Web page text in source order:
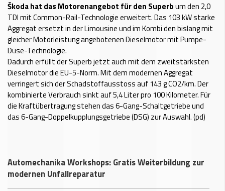
Škoda hat das Motorenangebot für den Superbum den 2,0
TDI mit Common-Rail-Technologie erweitert. Das 103 kW starke
Aggregat ersetzt in der Limousine und im Kombi den bislang mit
gleicher Motorleistung angebotenen Dieselmotor mit Pumpe-
Düse-Technologie.
Dadurch erfüllt der Superb jetzt auch mit dem zweitstärksten
Dieselmotor die EU-5-Norm. Mit dem modernen Aggregat
verringert sich der Schadstoffausstoss auf 143 g CO2/km. Der
kombinierte Verbrauch sinkt auf 5,4 Liter pro 100 Kilometer. Für
die Kraftübertragung stehen das 6-Gang-Schaltgetriebe und
das 6-Gang-Doppelkupplungsgetriebe (DSG) zur Auswahl. (pd)
Automechanika Workshops: Gratis Weiterbildung zur
modernen Unfallreparatur